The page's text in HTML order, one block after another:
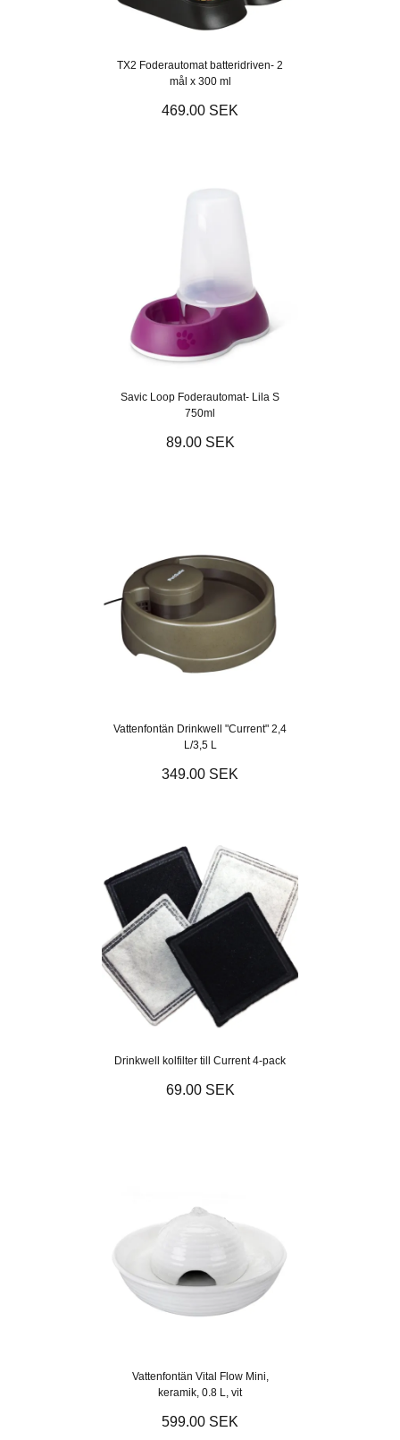
TX2 Foderautomat batteridriven- 2
mål x 300 ml
469.00 SEK
Savic Loop Foderautomat- Lila S
750ml
89.00 SEK
Vattenfontän Drinkwell "Current" 2,4
L/3,5 L
349.00 SEK
Drinkwell kolfilter till Current 4-pack
69.00 SEK
Vattenfontän Vital Flow Mini,
keramik, 0.8 L, vit
599.00 SEK